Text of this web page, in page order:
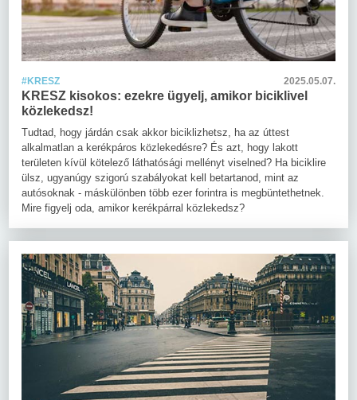
#KRESZ 2025.05.07.
KRESZ kisokos: ezekre ügyelj, amikor biciklivel
közlekedsz!
Tudtad, hogy járdán csak akkor biciklizhetsz, ha az úttest
alkalmatlan a kerékpáros közlekedésre? És azt, hogy lakott
területen kívül kötelező láthatósági mellényt viselned? Ha biciklire
ülsz, ugyanúgy szigorú szabályokat kell betartanod, mint az
autósoknak - máskülönben több ezer forintra is megbüntethetnek.
Mire figyelj oda, amikor kerékpárral közlekedsz?